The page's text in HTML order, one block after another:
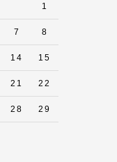
1
7 8
14 15
21 22
28 29